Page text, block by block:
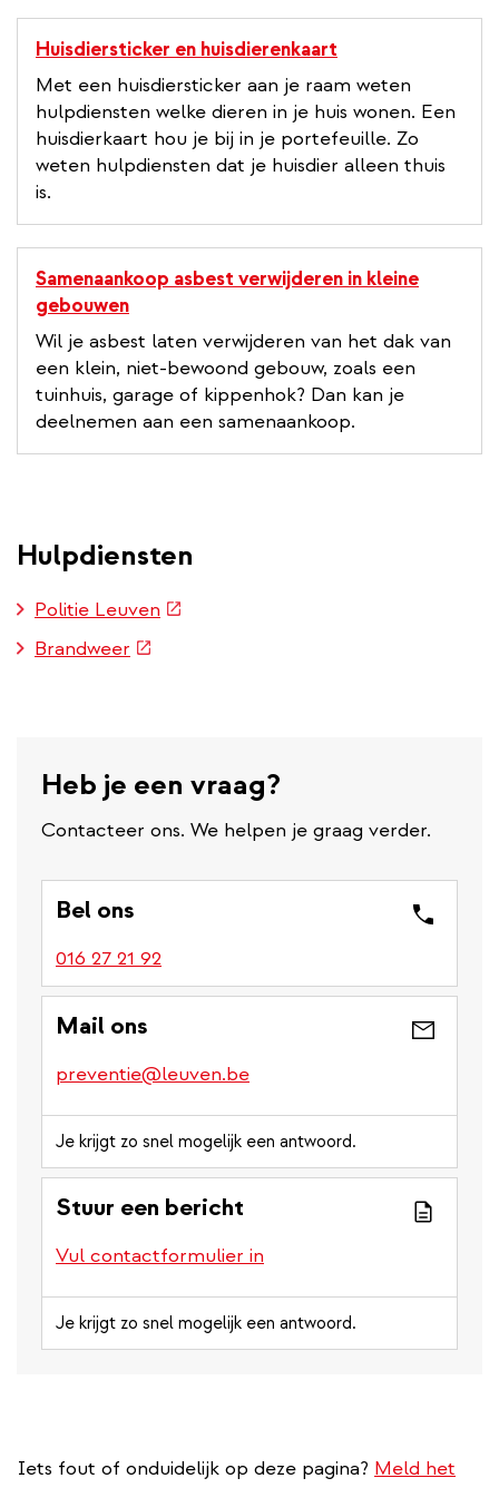
Huisdiersticker en huisdierenkaart
Met een huisdiersticker aan je raam weten
hulpdiensten welke dieren in je huis wonen. Een
huisdierkaart hou je bij in je portefeuille. Zo
weten hulpdiensten dat je huisdier alleen thuis
is.
Samenaankoop asbest verwijderen in kleine
gebouwen
Wil je asbest laten verwijderen van het dak van
een klein, niet-bewoond gebouw, zoals een
tuinhuis, garage of kippenhok? Dan kan je
deelnemen aan een samenaankoop.
Hulpdiensten
Politie Leuven (externe
Brandweer (externe
Heb je een vraag?
Contacteer ons. We helpen je graag verder.
Bel ons
016 27 21 92
Mail ons
preventie@leuven.be
Je krijgt zo snel mogelijk een antwoord.
Stuur een bericht
Vul contactformulier in
Je krijgt zo snel mogelijk een antwoord.
Iets fout of onduidelijk op deze pagina? Meld het